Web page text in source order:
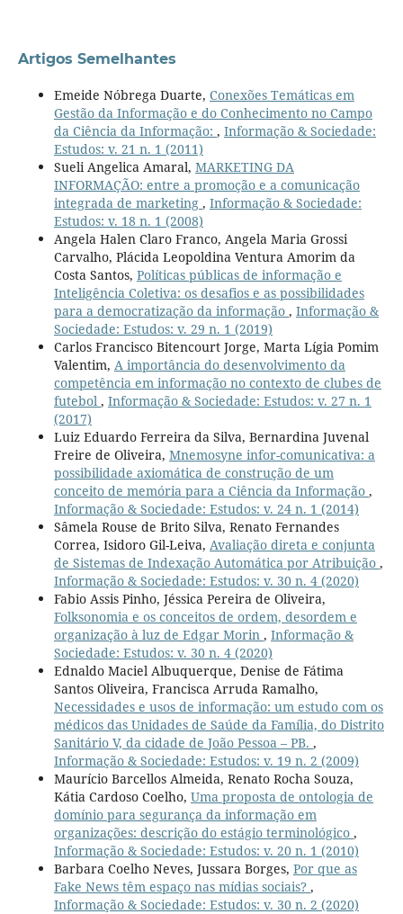
Artigos Semelhantes
Emeide Nóbrega Duarte, Conexões Temáticas em
Gestão da Informação e do Conhecimento no Campo
da Ciência da Informação: , Informação & Sociedade:
Estudos: v. 21 n. 1 (2011)
Sueli Angelica Amaral, MARKETING DA
INFORMAÇÃO: entre a promoção e a comunicação
integrada de marketing , Informação & Sociedade:
Estudos: v. 18 n. 1 (2008)
Angela Halen Claro Franco, Angela Maria Grossi
Carvalho, Plácida Leopoldina Ventura Amorim da
Costa Santos, Políticas públicas de informação e
Inteligência Coletiva: os desafios e as possibilidades
para a democratização da informação , Informação &
Sociedade: Estudos: v. 29 n. 1 (2019)
Carlos Francisco Bitencourt Jorge, Marta Lígia Pomim
Valentim, A importância do desenvolvimento da
competência em informação no contexto de clubes de
futebol , Informação & Sociedade: Estudos: v. 27 n. 1
(2017)
Luiz Eduardo Ferreira da Silva, Bernardina Juvenal
Freire de Oliveira, Mnemosyne infor-comunicativa: a
possibilidade axiomática de construção de um
conceito de memória para a Ciência da Informação ,
Informação & Sociedade: Estudos: v. 24 n. 1 (2014)
Sâmela Rouse de Brito Silva, Renato Fernandes
Correa, Isidoro Gil-Leiva, Avaliação direta e conjunta
de Sistemas de Indexação Automática por Atribuição ,
Informação & Sociedade: Estudos: v. 30 n. 4 (2020)
Fabio Assis Pinho, Jéssica Pereira de Oliveira,
Folksonomia e os conceitos de ordem, desordem e
organização à luz de Edgar Morin , Informação &
Sociedade: Estudos: v. 30 n. 4 (2020)
Ednaldo Maciel Albuquerque, Denise de Fátima
Santos Oliveira, Francisca Arruda Ramalho,
Necessidades e usos de informação: um estudo com os
médicos das Unidades de Saúde da Família, do Distrito
Sanitário V, da cidade de João Pessoa – PB. ,
Informação & Sociedade: Estudos: v. 19 n. 2 (2009)
Maurício Barcellos Almeida, Renato Rocha Souza,
Kátia Cardoso Coelho, Uma proposta de ontologia de
domínio para segurança da informação em
organizações: descrição do estágio terminológico ,
Informação & Sociedade: Estudos: v. 20 n. 1 (2010)
Barbara Coelho Neves, Jussara Borges, Por que as
Fake News têm espaço nas mídias sociais? ,
Informação & Sociedade: Estudos: v. 30 n. 2 (2020)